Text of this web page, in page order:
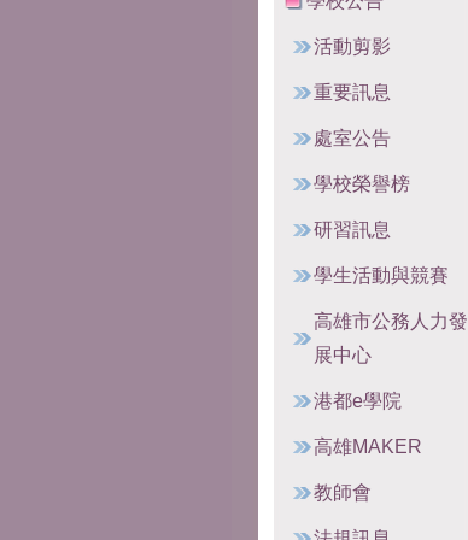
活動剪影
重要訊息
處室公告
學校榮譽榜
研習訊息
學生活動與競賽
高雄市公務人力發
展中心
港都e學院
高雄MAKER
教師會